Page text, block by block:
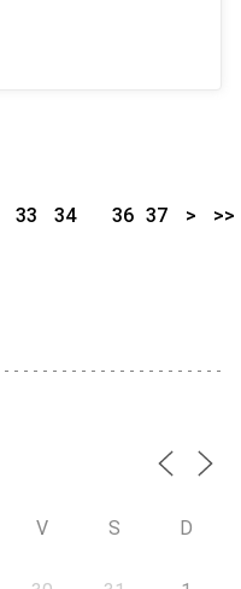
33
34
36 37 > >>
V S D